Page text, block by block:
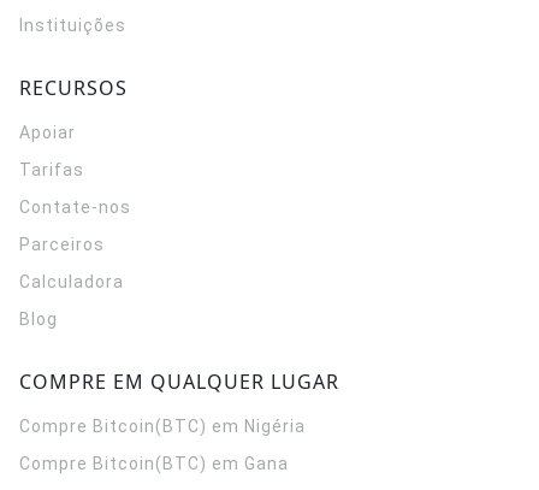
Instituições
RECURSOS
Apoiar
Tarifas
Contate-nos
Parceiros
Calculadora
Blog
COMPRE EM QUALQUER LUGAR
Compre Bitcoin(BTC) em Nigéria
Compre Bitcoin(BTC) em Gana